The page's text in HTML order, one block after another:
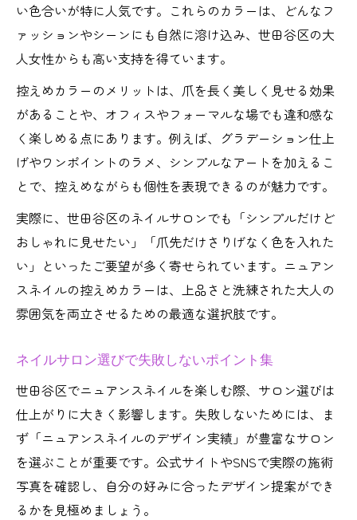
い色合いが特に人気です。これらのカラーは、どんなフ
ァッションやシーンにも自然に溶け込み、世田谷区の大
人女性からも高い支持を得ています。
控えめカラーのメリットは、爪を長く美しく見せる効果
があることや、オフィスやフォーマルな場でも違和感な
く楽しめる点にあります。例えば、グラデーション仕上
げやワンポイントのラメ、シンプルなアートを加えるこ
とで、控えめながらも個性を表現できるのが魅力です。
実際に、世田谷区のネイルサロンでも「シンプルだけど
おしゃれに見せたい」「爪先だけさりげなく色を入れた
い」といったご要望が多く寄せられています。ニュアン
スネイルの控えめカラーは、上品さと洗練された大人の
雰囲気を両立させるための最適な選択肢です。
ネイルサロン選びで失敗しないポイント集
世田谷区でニュアンスネイルを楽しむ際、サロン選びは
仕上がりに大きく影響します。失敗しないためには、ま
ず「ニュアンスネイルのデザイン実績」が豊富なサロン
を選ぶことが重要です。公式サイトやSNSで実際の施術
写真を確認し、自分の好みに合ったデザイン提案ができ
るかを見極めましょう。